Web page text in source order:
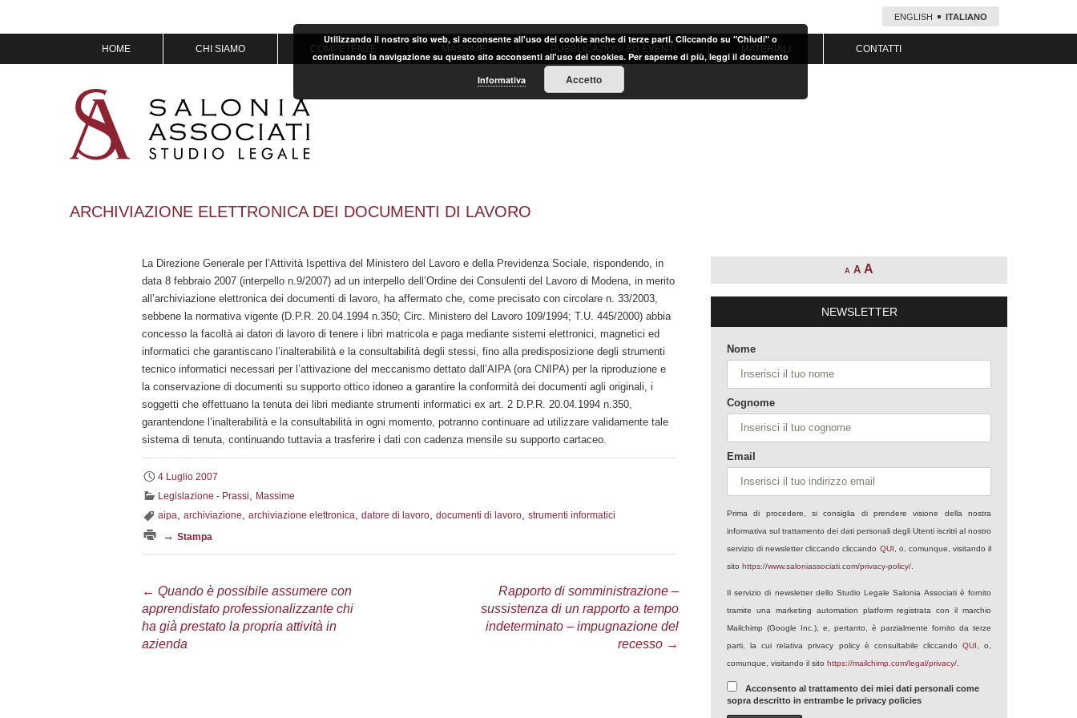
ENGLISH ITALIANO
HOME CHI SIAMO
IL TEAM
OF COUNSEL
COMPETENZE MASSIME PUBBLICAZIONI ED EVENTI MATERIALI CONTATTI
ARCHIVIAZIONE ELETTRONICA DEI DOCUMENTI DI LAVORO
La Direzione Generale per l’Attività Ispettiva del Ministero del Lavoro e della Previdenza Sociale, rispondendo, in
data 8 febbraio 2007 (interpello n.9/2007) ad un interpello dell’Ordine dei Consulenti del Lavoro di Modena, in merito
all’archiviazione elettronica dei documenti di lavoro, ha affermato che, come precisato con circolare n. 33/2003,
sebbene la normativa vigente (D.P.R. 20.04.1994 n.350; Circ. Ministero del Lavoro 109/1994; T.U. 445/2000) abbia
concesso la facoltà ai datori di lavoro di tenere i libri matricola e paga mediante sistemi elettronici, magnetici ed
informatici che garantiscano l’inalterabilità e la consultabilità degli stessi, fino alla predisposizione degli strumenti
tecnico informatici necessari per l’attivazione del meccanismo dettato dall’AIPA (ora CNIPA) per la riproduzione e
la conservazione di documenti su supporto ottico idoneo a garantire la conformità dei documenti agli originali, i
soggetti che effettuano la tenuta dei libri mediante strumenti informatici ex art. 2 D.P.R. 20.04.1994 n.350,
garantendone l’inalterabilità e la consultabilità in ogni momento, potranno continuare ad utilizzare validamente tale
sistema di tenuta, continuando tuttavia a trasferire i dati con cadenza mensile su supporto cartaceo.
4 Luglio 2007
Legislazione - Prassi
Massime
aipa archiviazione archiviazione elettronica datore di lavoro documenti di lavoro strumenti informatici
→ Stampa
Navigazione
← Quando è possibile assumere con
apprendistato professionalizzante chi
ha già prestato la propria attività in
azienda
Rapporto di somministrazione –
sussistenza di un rapporto a tempo
indeterminato – impugnazione del
recesso →
A A A
NEWSLETTER
Nome
Cognome
Email
Prima di procedere, si consiglia di prendere visione della nostra
informativa sul trattamento dei dati personali degli Utenti iscritti al nostro
servizio di newsletter cliccando cliccando QUI , o, comunque, visitando il
sito https://www.saloniassociati.com/privacy-policy/
Il servizio di newsletter dello Studio Legale Salonia Associati è fornito
tramite una marketing automation platform registrata con il marchio
Mailchimp (Google Inc.), e, pertanto, è parzialmente fornito da terze
parti, la cui relativa privacy policy è consultabile cliccando QUI , o,
comunque, visitando il sito https://mailchimp.com/legal/privacy/
Acconsento al trattamento dei miei dati personali come
sopra descritto in entrambe le privacy policies
Utilizzando il nostro sito web, si acconsente all'uso dei cookie anche di terze parti. Cliccando su "Chiudi" o
continuando la navigazione su questo sito acconsenti all'uso dei cookies. Per saperne di più, leggi il documento
Informativa
Accetto